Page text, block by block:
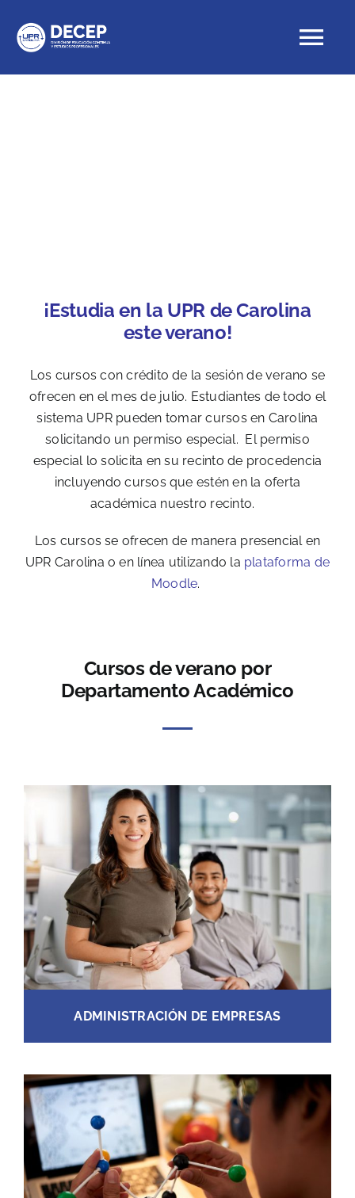
content
¡Estudia en la UPR de Carolina
este verano!
Los cursos con crédito de la sesión de verano se
ofrecen en el mes de julio. Estudiantes de todo el
sistema UPR pueden tomar cursos en Carolina
solicitando un permiso especial. El permiso
especial lo solicita en su recinto de procedencia
incluyendo cursos que estén en la oferta
académica nuestro recinto.
Los cursos se ofrecen de manera presencial en
UPR Carolina o en línea utilizando la plataforma de
Moodle.
Cursos de verano por
Departamento Académico
ADMINISTRACIÓN DE EMPRESAS